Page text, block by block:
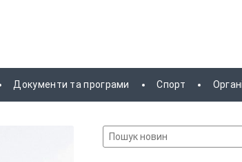
Документи та програми Спорт